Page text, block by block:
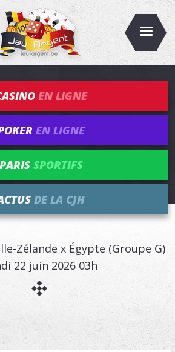
EN LIGNE
EN LIGNE
PARIS SPORTIFS
DE LA CJH
Zélande x Égypte (Groupe G)
22 juin 2026 03h